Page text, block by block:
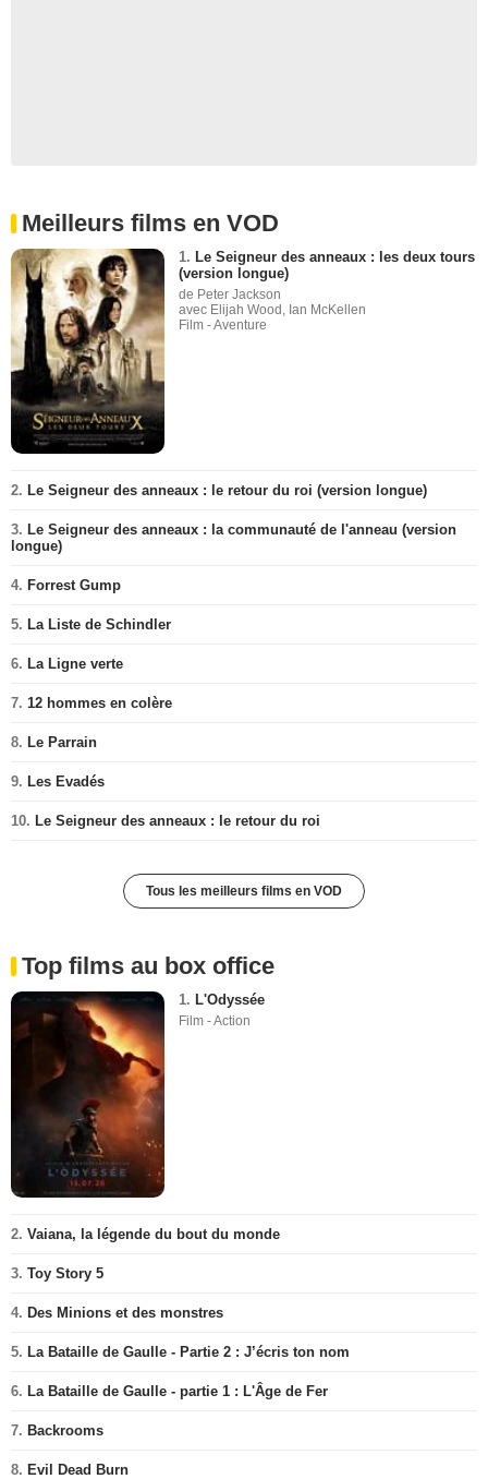
Meilleurs films en VOD
1. Le Seigneur des anneaux : les deux tours
(version longue)
de Peter Jackson
avec Elijah Wood, Ian McKellen
Film - Aventure
2. Le Seigneur des anneaux : le retour du roi (version longue)
3. Le Seigneur des anneaux : la communauté de l'anneau (version
longue)
4. Forrest Gump
5. La Liste de Schindler
6. La Ligne verte
7. 12 hommes en colère
8. Le Parrain
9. Les Evadés
10. Le Seigneur des anneaux : le retour du roi
Tous les meilleurs films en VOD
Top films au box office
1. L'Odyssée
Film - Action
2. Vaiana, la légende du bout du monde
3. Toy Story 5
4. Des Minions et des monstres
5. La Bataille de Gaulle - Partie 2 : J’écris ton nom
6. La Bataille de Gaulle - partie 1 : L'Âge de Fer
7. Backrooms
8. Evil Dead Burn